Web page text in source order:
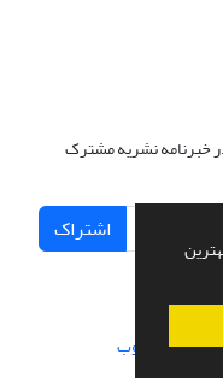
خبرنامه نشریه مشترک
اشتراک
از سیناوب